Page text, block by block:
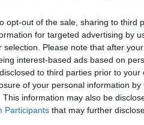
opt-out of the sale, sharing to third
for targeted advertising by
selection. Please note that after
interest-based ads based on
to third parties prior to
of your personal information
This information may also be
Participants that may further
* I prezzi sono comprensivi
* I prezzi sono comprensivi
Descrizione